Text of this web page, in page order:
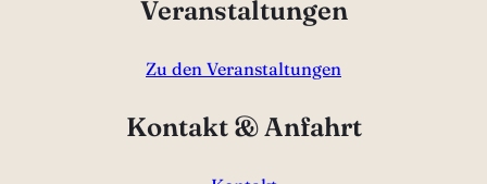
Veranstaltungen
Zu den Veranstaltungen
Kontakt & Anfahrt